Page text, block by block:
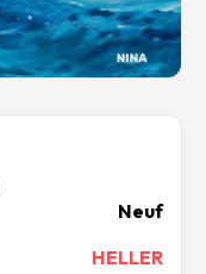
Neuf
HELLER